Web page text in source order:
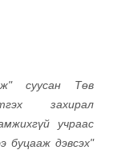
суусан Төв
захирал
учраас
буцааж дэвсэх"